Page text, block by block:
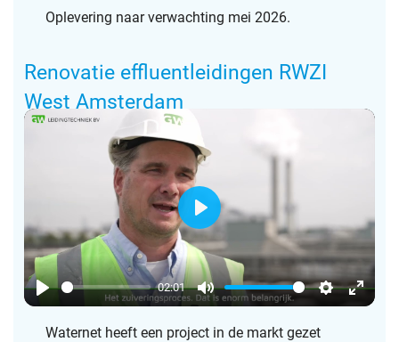
Oplevering naar verwachting mei 2026.
Renovatie effluentleidingen RWZI
West Amsterdam
P
l
02:01
M
u
S
E
P
l
a
y
Waternet heeft een project in de markt gezet